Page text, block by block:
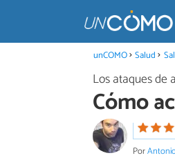
unCOMO Salud
Los ataques de
Cómo
Por